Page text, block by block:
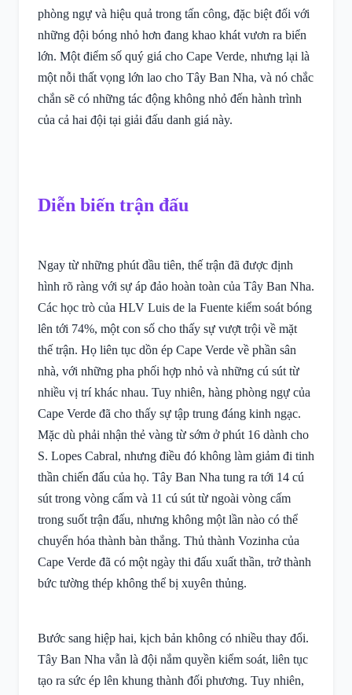
phòng ngự và hiệu quả trong tấn công, đặc biệt đối với
những đội bóng nhỏ hơn đang khao khát vươn ra biển
lớn. Một điểm số quý giá cho Cape Verde, nhưng lại là
một nỗi thất vọng lớn lao cho Tây Ban Nha, và nó chắc
chắn sẽ có những tác động không nhỏ đến hành trình
của cả hai đội tại giải đấu danh giá này.
Diễn biến trận đấu
Ngay từ những phút đầu tiên, thế trận đã được định
hình rõ ràng với sự áp đảo hoàn toàn của Tây Ban Nha.
Các học trò của HLV Luis de la Fuente kiểm soát bóng
lên tới 74%, một con số cho thấy sự vượt trội về mặt
thế trận. Họ liên tục dồn ép Cape Verde về phần sân
nhà, với những pha phối hợp nhỏ và những cú sút từ
nhiều vị trí khác nhau. Tuy nhiên, hàng phòng ngự của
Cape Verde đã cho thấy sự tập trung đáng kinh ngạc.
Mặc dù phải nhận thẻ vàng từ sớm ở phút 16 dành cho
S. Lopes Cabral, nhưng điều đó không làm giảm đi tinh
thần chiến đấu của họ. Tây Ban Nha tung ra tới 14 cú
sút trong vòng cấm và 11 cú sút từ ngoài vòng cấm
trong suốt trận đấu, nhưng không một lần nào có thể
chuyển hóa thành bàn thắng. Thủ thành Vozinha của
Cape Verde đã có một ngày thi đấu xuất thần, trở thành
bức tường thép không thể bị xuyên thủng.
Bước sang hiệp hai, kịch bản không có nhiều thay đổi.
Tây Ban Nha vẫn là đội nắm quyền kiểm soát, liên tục
tạo ra sức ép lên khung thành đối phương. Tuy nhiên,